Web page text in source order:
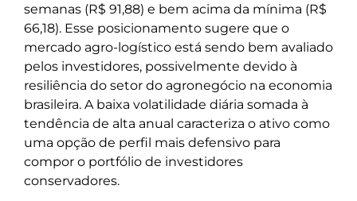
semanas (R$ 91,88) e bem acima da mínima (R$
66,18). Esse posicionamento sugere que o
mercado agro-logístico está sendo bem avaliado
pelos investidores, possivelmente devido à
resiliência do setor do agronegócio na economia
brasileira. A baixa volatilidade diária somada à
tendência de alta anual caracteriza o ativo como
uma opção de perfil mais defensivo para
compor o portfólio de investidores
conservadores.